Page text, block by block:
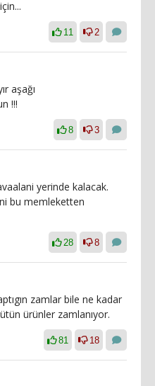
11 2
aşağı
!!!
8 3
yerinde kalacak.
bu memleketten
28 8
zamlar bile ne kadar
ürünler zamlanıyor.
81 18